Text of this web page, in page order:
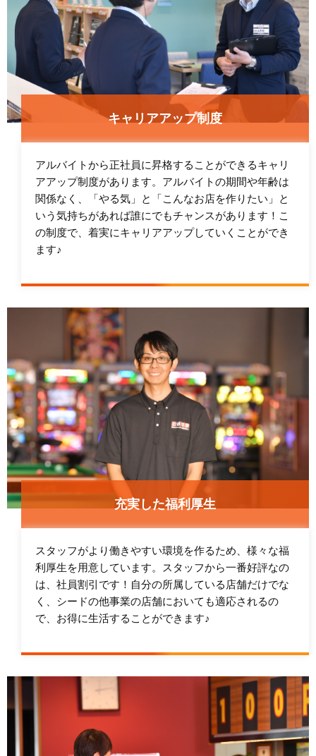
キャリアアップ制度
アルバイトから正社員に昇格することができるキャリ
アアップ制度があります。アルバイトの期間や年齢は
関係なく、「やる気」と「こんなお店を作りたい」と
いう気持ちがあれば誰にでもチャンスがあります！こ
の制度で、着実にキャリアアップしていくことができ
ます♪
充実した福利厚生
スタッフがより働きやすい環境を作るため、様々な福
利厚生を用意しています。スタッフから一番好評なの
は、社員割引です！自分の所属している店舗だけでな
く、シードの他事業の店舗においても適応されるの
で、お得に生活することができます♪